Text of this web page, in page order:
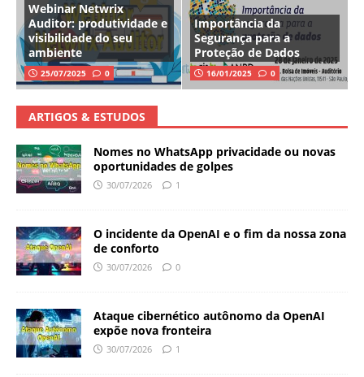
Webinar Netwrix
Auditor: produtividade e
visibilidade do seu
ambiente
25/07/2025 0
Importância da
Segurança para a
Proteção de Dados
16/01/2025 0
ARTIGOS & ESTUDOS
Nomes no WhatsApp privacidade ou novas
oportunidades de golpes
30/07/2026 1
O incidente da OpenAI e o fim da nossa zona
de conforto
30/07/2026 0
Ataque cibernético autônomo da OpenAI
expõe nova fronteira
30/07/2026 1